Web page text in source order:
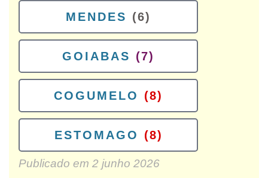
MENDES (6)
GOIABAS (7)
COGUMELO (8)
ESTOMAGO (8)
Publicado em 2 junho 2026